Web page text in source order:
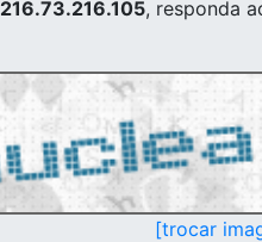
216.73.216.105, responda
[trocar